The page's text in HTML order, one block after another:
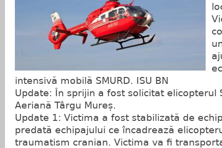
intensivă mobilă SMURD. ISU BN
Update: În sprijin a fost solicitat elicopterul
Aeriană Târgu Mureș.
Update 1: Victima a fost stabilizată de
predată echipajului ce încadrează
traumatism cranian. Victima va fi